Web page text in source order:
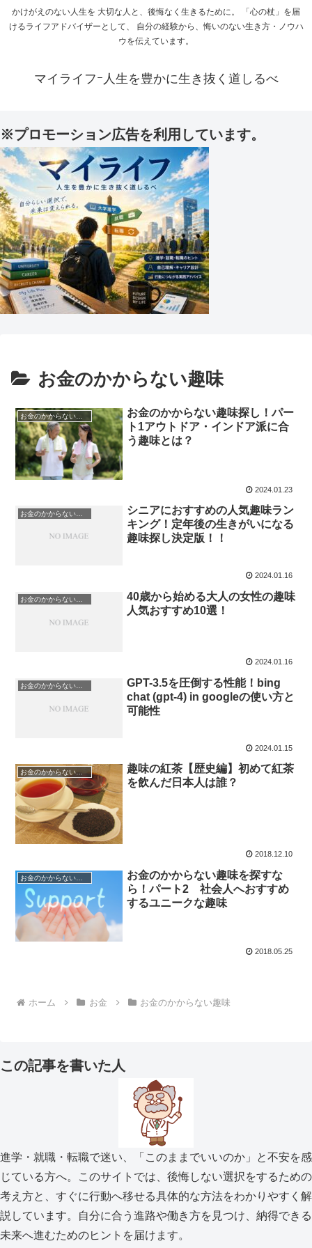
かけがえのない人生を 大切な人と、後悔なく生きるために。 「心の杖」を届
けるライフアドバイザーとして、 自分の経験から、悔いのない生き方・ノウハ
ウを伝えています。
マイライフｰ人生を豊かに生き抜く道しるべ
※プロモーション広告を利用しています。
お金のかからない趣味
お金のかからない趣味
お金のかからない趣味探し！パー
ト1アウトドア・インドア派に合
う趣味とは？
2024.01.23
お金のかからない趣味
シニアにおすすめの人気趣味ラン
キング！定年後の生きがいになる
趣味探し決定版！！
2024.01.16
お金のかからない趣味
40歳から始める大人の女性の趣味
人気おすすめ10選！
2024.01.16
お金のかからない趣味
GPT-3.5を圧倒する性能！bing
chat (gpt-4) in googleの使い方と
可能性
2024.01.15
お金のかからない趣味
趣味の紅茶【歴史編】初めて紅茶
を飲んだ日本人は誰？
2018.12.10
お金のかからない趣味
お金のかからない趣味を探すな
ら！パート2 社会人へおすすめ
するユニークな趣味
2018.05.25
ホーム お金 お金のかからない趣味
この記事を書いた人
進学・就職・転職で迷い、「このままでいいのか」と不安を感
じている方へ。このサイトでは、後悔しない選択をするための
考え方と、すぐに行動へ移せる具体的な方法をわかりやすく解
説しています。自分に合う進路や働き方を見つけ、納得できる
未来へ進むためのヒントを届けます。